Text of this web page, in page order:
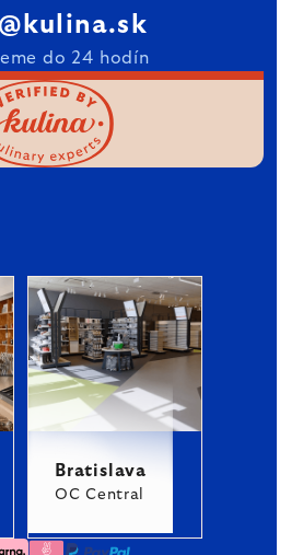
do 24 hodín
Bratislava
OC Central